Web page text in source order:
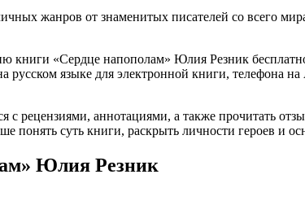
жанров от знаменитых писателей со всего
«Сердце напополам» Юлия Резник
русском языке для электронной книги, телефона
с рецензиями, аннотациями, а также прочитать
понять суть книги, раскрыть личности героев и
Юлия Резник